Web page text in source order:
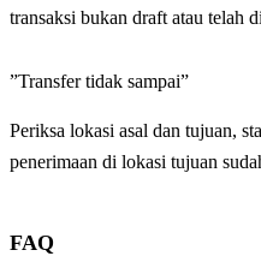
transaksi bukan draft atau telah
”Transfer tidak sampai”
Periksa lokasi asal dan tujuan,
penerimaan di lokasi tujuan
FAQ